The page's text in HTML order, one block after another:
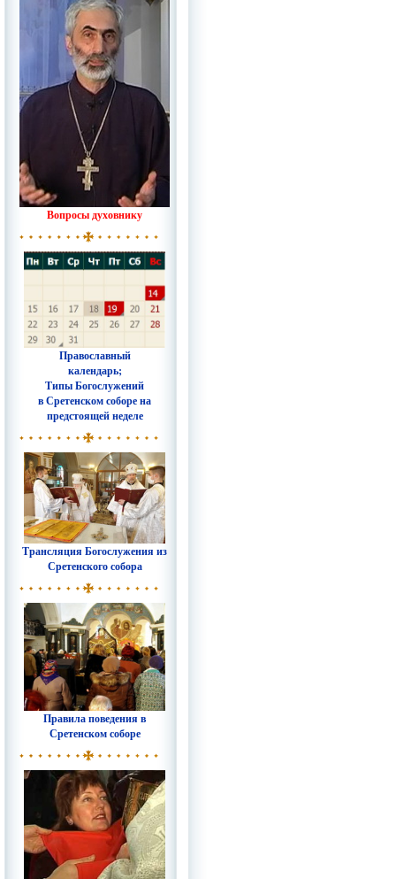
Вопросы духовнику
Православный
календарь;
Типы Богослужений
в Сретенском соборе на
предстоящей неделе
Трансляция Богослужения из
Сретенского собора
Правила поведения в
Сретенском соборе